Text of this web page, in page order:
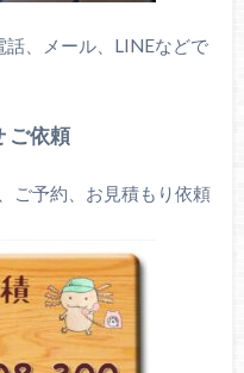
、メール、LINEなどで
ご依頼
ご予約、お見積もり依頼